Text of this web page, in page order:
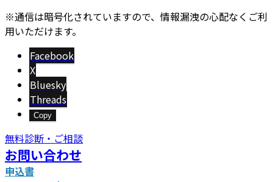
※通信は暗号化されていますので、情報漏洩の心配なくご利
用いただけます。
Facebook
X
Bluesky
Threads
Copy
無料診断・ご相談
お問い合わせ
申込書